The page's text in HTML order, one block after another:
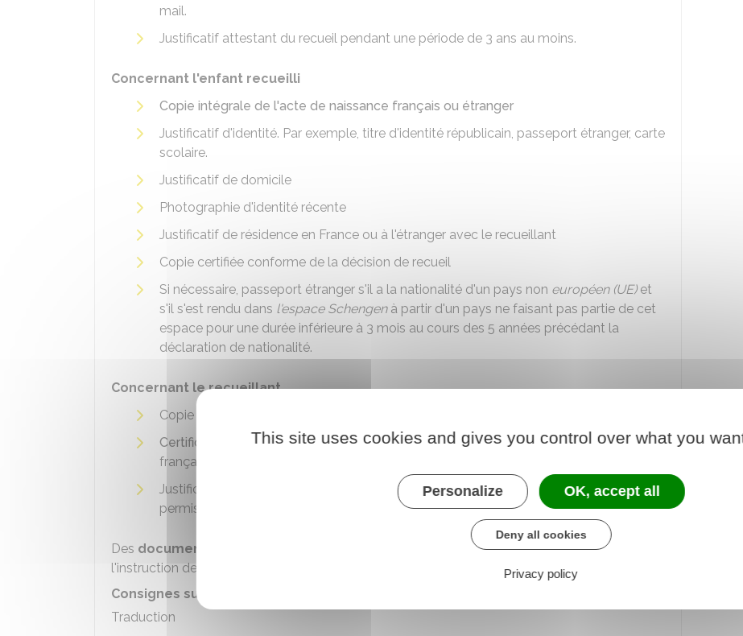
mail.
Justificatif attestant du recueil pendant une période de 3 ans au moins.
Concernant l'enfant recueilli
Copie intégrale de l'acte de naissance français ou étranger
Justificatif d'identité. Par exemple, titre d'identité républicain, passeport étranger, carte
scolaire.
Justificatif de domicile
Photographie d'identité récente
Justificatif de résidence en France ou à l'étranger avec le recueillant
Copie certifiée conforme de la décision de recueil
Si nécessaire, passeport étranger s'il a la nationalité d'un pays non européen (UE)et
s'il s'est rendu dans l'espace Schengenà partir d'un pays ne faisant pas partie de cet
espace pour une durée inférieure à 3 mois au cours des 5 années précédant la
déclaration de nationalité.
Concernant le recueillant
Copie intégrale de l'acte de naissance
Certificat de nationalité française ou tous documents attestant de la nationalité
française
Justificatif d'identité. Par exemple, carte nationale d'identité, passeport français,
permis de conduire.
Des documents complémentaires
pourront être demandés par le service en charge de
l'instruction de votre demande en fonction de votre situation.
Consignes sur les documents à fournir
Traduction
This site uses cookies and gives you control over what you
Personalize OK, accept all
Deny all cookies
Privacy policy